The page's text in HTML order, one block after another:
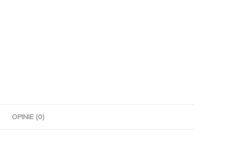
OPINIE (0)